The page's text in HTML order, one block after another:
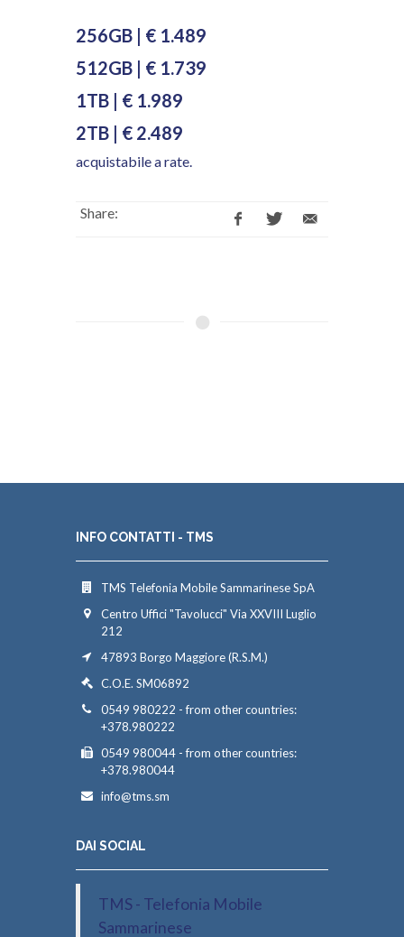
256GB | € 1.489
512GB | € 1.739
1TB | € 1.989
2TB | € 2.489
acquistabile a rate.
Share:
INFO CONTATTI - TMS
TMS Telefonia Mobile Sammarinese SpA
Centro Uffici "Tavolucci" Via XXVIII Luglio
212
47893 Borgo Maggiore (R.S.M.)
C.O.E. SM06892
0549 980222 - from other countries:
+378.980222
0549 980044 - from other countries:
+378.980044
info@tms.sm
DAI SOCIAL
TMS - Telefonia Mobile
Sammarinese